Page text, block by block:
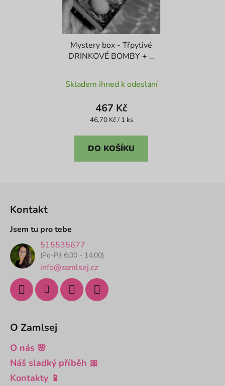
Mystery box - Třpytivé
DRINKOVÉ BOMBY + 1
hodnocení
produktu
je
z
Skladem ihned k odeslání
467 Kč
Měrná
46,70 Kč / 1 ks
DO KOŠÍKU
Kontakt
Jsem tu pro tebe
515535677
(Po-Pá 6:00 - 14:00)
info@zamlsej.cz
O Zamlsej
O nás 🌸
Náš sladký příběh 🎀
Kontakty 📱